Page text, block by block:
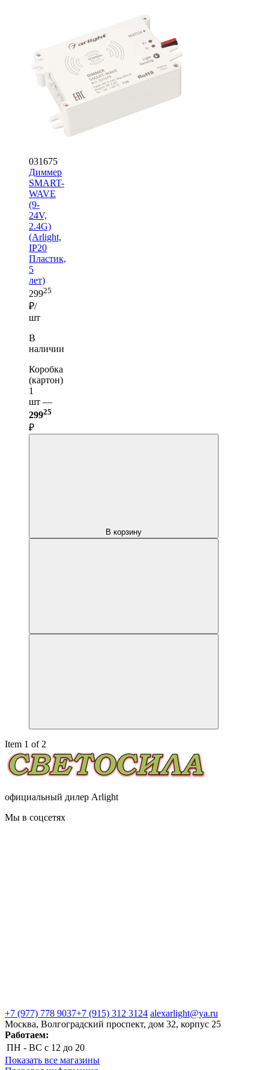
031675
Диммер
SMART-
WAVE
(9-
24V,
2.4G)
(Arlight,
IP20
Пластик,
5
лет)
29925
₽/
шт
В
наличии
Коробка
(картон)
1
шт —
29925
₽
В корзину
Item 1 of 2
официальный дилер Arlight
Мы в соцсетях
+7 (977) 778 9037+7 (915) 312 3124 alexarlight@ya.ru
Москва, Волгоградский проспект, дом 32, корпус 25
Работаем:
ПН - ВС с 12 до 20
Показать все магазины